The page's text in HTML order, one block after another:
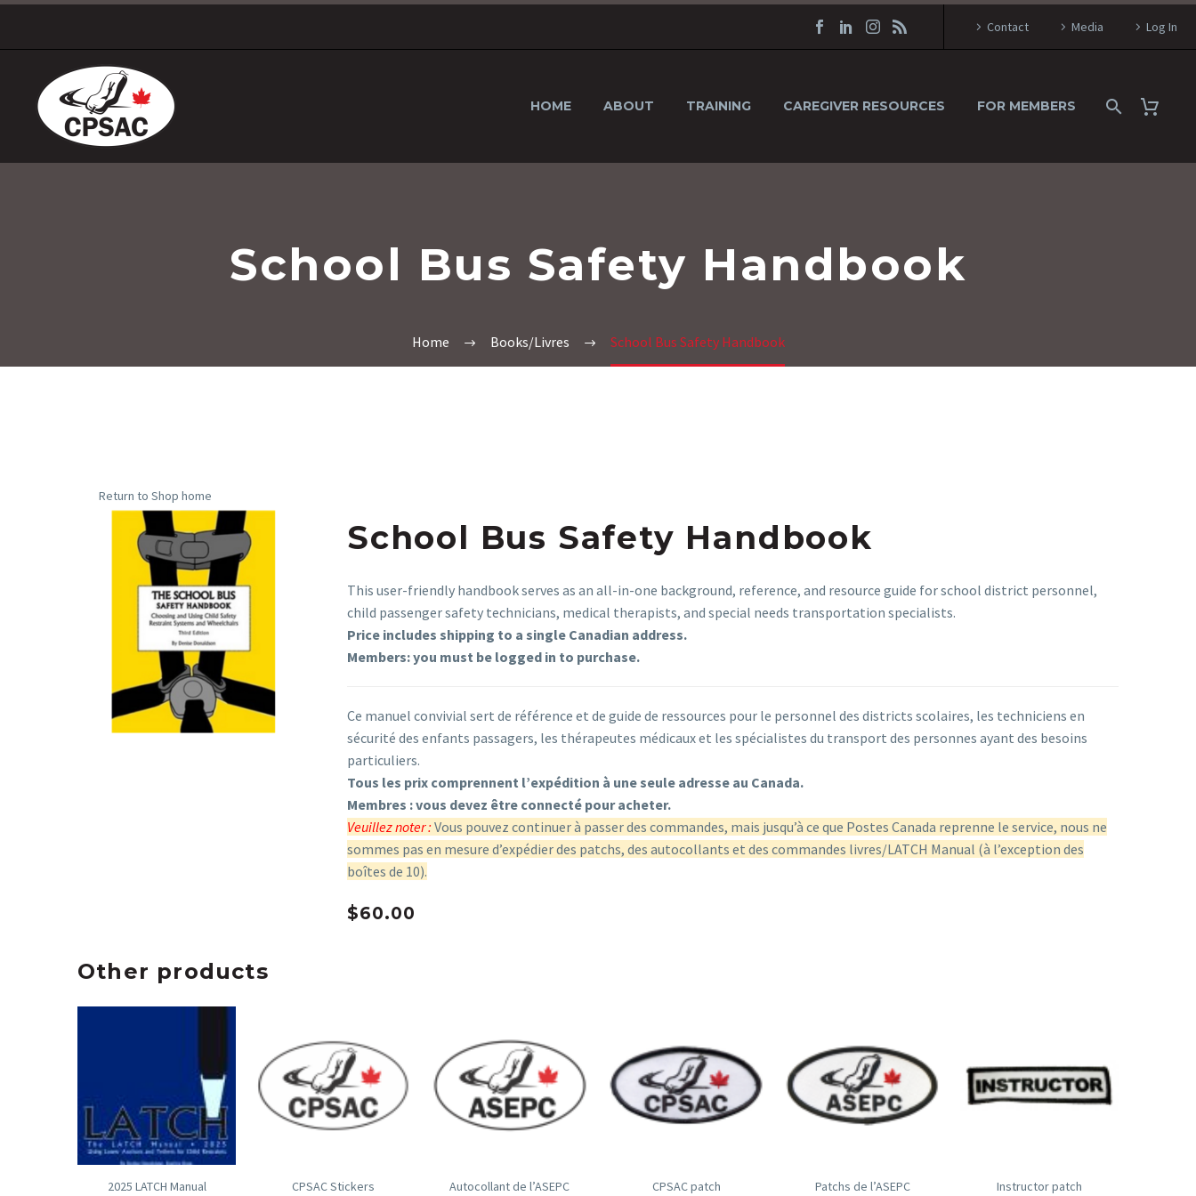
Contact Media Log In
HOME ABOUT TRAINING CAREGIVER RESOURCES FOR MEMBERS
School Bus Safety Handbook
Home Books/Livres School Bus Safety Handbook
Return to Shop home
School Bus Safety Handbook
This user-friendly handbook serves as an all-in-one background, reference, and resource guide for school district personnel,
child passenger safety technicians, medical therapists, and special needs transportation specialists.
Price includes shipping to a single Canadian address.
Members: you must be logged in to purchase.
Ce manuel convivial sert de référence et de guide de ressources pour le personnel des districts scolaires, les techniciens en
sécurité des enfants passagers, les thérapeutes médicaux et les spécialistes du transport des personnes ayant des besoins
particuliers.
Tous les prix comprennent l’expédition à une seule adresse au Canada.
Membres : vous devez être connecté pour acheter.
Veuillez noter : Vous pouvez continuer à passer des commandes, mais jusqu’à ce que Postes Canada reprenne le service, nous ne
sommes pas en mesure d’expédier des patchs, des autocollants et des commandes livres/LATCH Manual (à l’exception des
boîtes de 10).
$60.00
Other products
2025 LATCH Manual
CPSAC Stickers
Autocollant de l’ASEPC
CPSAC patch
Patchs de l’ASEPC
Instructor patch